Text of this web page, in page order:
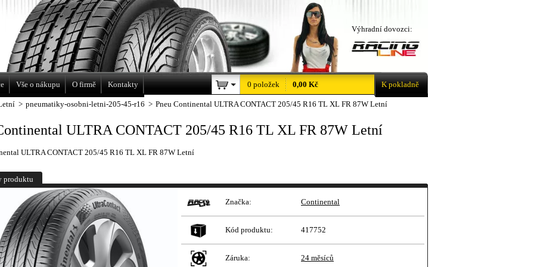
> pneumatiky-osobni-letni-205-45-r16 > Pneu Continental ULTRA CONTACT 205/45 R16 TL XL FR 87W Letní
ULTRA CONTACT 205/45 R16 TL XL FR 87W Letní
ULTRA CONTACT 205/45 R16 TL XL FR 87W Letní
produktu
Značka: Continental
Kód produktu: 417752
Záruka: 24 měsíců
Výhradní dovozci:
Vše o nákupu O firmě Kontakty 0 položek 0,00 Kč K pokladně